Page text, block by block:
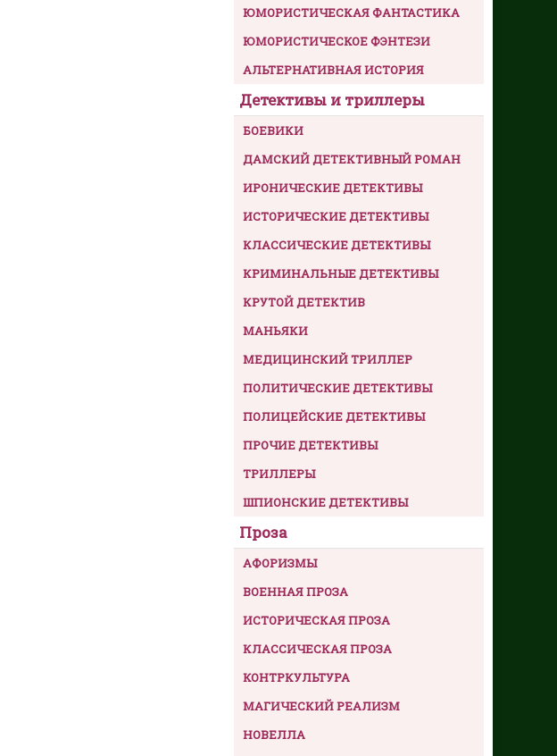
ЮМОРИСТИЧЕСКАЯ ФАНТАСТИКА
ЮМОРИСТИЧЕСКОЕ ФЭНТЕЗИ
АЛЬТЕРНАТИВНАЯ ИСТОРИЯ
Детективы и триллеры
БОЕВИКИ
ДАМСКИЙ ДЕТЕКТИВНЫЙ РОМАН
ИРОНИЧЕСКИЕ ДЕТЕКТИВЫ
ИСТОРИЧЕСКИЕ ДЕТЕКТИВЫ
КЛАССИЧЕСКИЕ ДЕТЕКТИВЫ
КРИМИНАЛЬНЫЕ ДЕТЕКТИВЫ
КРУТОЙ ДЕТЕКТИВ
МАНЬЯКИ
МЕДИЦИНСКИЙ ТРИЛЛЕР
ПОЛИТИЧЕСКИЕ ДЕТЕКТИВЫ
ПОЛИЦЕЙСКИЕ ДЕТЕКТИВЫ
ПРОЧИЕ ДЕТЕКТИВЫ
ТРИЛЛЕРЫ
ШПИОНСКИЕ ДЕТЕКТИВЫ
Проза
АФОРИЗМЫ
ВОЕННАЯ ПРОЗА
ИСТОРИЧЕСКАЯ ПРОЗА
КЛАССИЧЕСКАЯ ПРОЗА
КОНТРКУЛЬТУРА
МАГИЧЕСКИЙ РЕАЛИЗМ
НОВЕЛЛА